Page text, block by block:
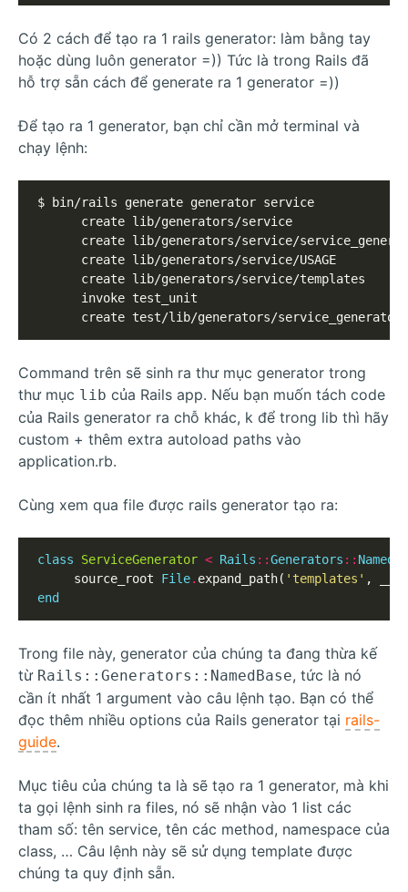
Có 2 cách để tạo ra 1 rails generator: làm bằng tay
hoặc dùng luôn generator =)) Tức là trong Rails đã
hỗ trợ sẵn cách để generate ra 1 generator =))
Để tạo ra 1 generator, bạn chỉ cần mở terminal và
chạy lệnh:
$ bin/rails generate generator service
      create lib/generators/service
create lib/generators/service/
      create lib/generators/service/USAGE
      create lib/generators/service/templates
      invoke test_unit
create test/lib/generators/
Command trên sẽ sinh ra thư mục generator trong
thư mục lib của Rails app. Nếu bạn muốn tách code
của Rails generator ra chỗ khác, k để trong lib thì hãy
custom + thêm extra autoload paths vào
application.rb.
Cùng xem qua file được rails generator tạo ra:
class ServiceGenerator < Rails ::Generators ::
     source_root
File. expand_path( 'templates'
end
Trong file này, generator của chúng ta đang thừa kế
từ Rails::Generators::NamedBase, tức là nó
cần ít nhất 1 argument vào câu lệnh tạo. Bạn có thể
đọc thêm nhiều options của Rails generator tại rails-
guide.
Mục tiêu của chúng ta là sẽ tạo ra 1 generator, mà khi
ta gọi lệnh sinh ra files, nó sẽ nhận vào 1 list các
tham số: tên service, tên các method, namespace của
class, … Câu lệnh này sẽ sử dụng template được
chúng ta quy định sẵn.